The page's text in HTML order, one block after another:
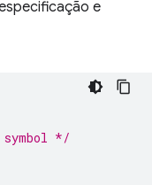
e
*/